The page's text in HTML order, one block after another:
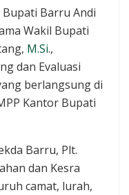
Bupati Barru Andi
Wakil Bupati
M.Si.,
dan Evaluasi
berlangsung di
Kantor Bupati
Barru, Plt.
dan Kesra
camat, lurah,